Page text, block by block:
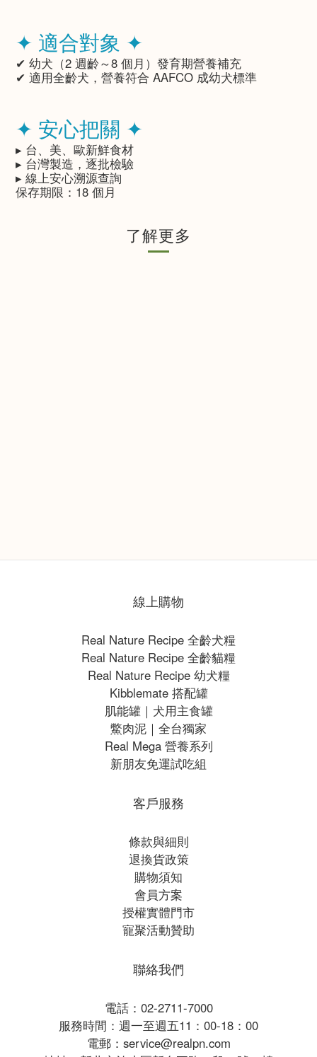
✦ 適合對象 ✦
✔ 幼犬（2 週齡～8 個月）發育期營養補充
✔ 適用全齡犬，營養符合 AAFCO 成幼犬標準
✦ 安心把關 ✦
▸ 台、美、歐新鮮食材
▸ 台灣製造，逐批檢驗
▸ 線上安心溯源查詢
保存期限：18 個月
了解更多
線上購物
Real Nature Recipe 全齡犬糧
Real Nature Recipe 全齡貓糧
Real Nature Recipe 幼犬糧
Kibblemate 搭配罐
肌能罐｜犬用主食罐
鱉肉泥｜全台獨家
Real Mega 營養系列
新朋友免運試吃組
客戶服務
條款與細則
退換貨政策
購物須知
會員方案
授權實體門市
寵聚活動贊助
聯絡我們
電話：02-2711-7000
服務時間：週一至週五11：00-18：00
電郵：service@realpn.com